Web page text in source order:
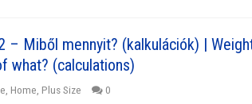
– Miből mennyit? (kalkulációk) |
what? (calculations)
Home Plus Size 0